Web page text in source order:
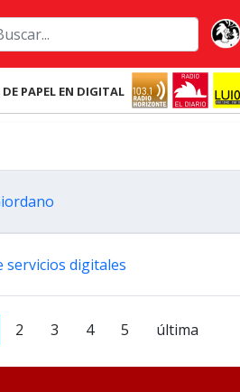
PAPEL EN DIGITAL
servicios digitales
2 3 4 5 última